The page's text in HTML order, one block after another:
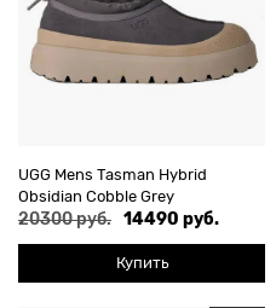
UGG Mens Tasman Hybrid
Obsidian Cobble Grey
20300 руб. 14490 руб.
Купить